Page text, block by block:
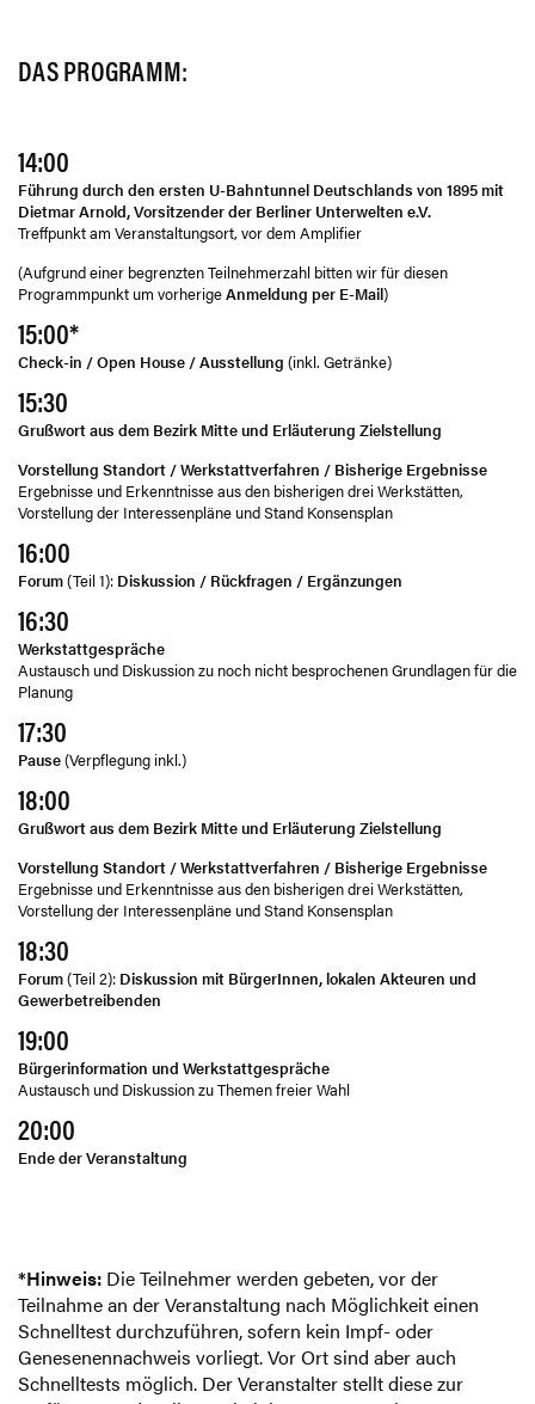
DAS PROGRAMM:
14:00
Führung durch den ersten U-Bahntunnel Deutschlands von 1895 mit
Dietmar Arnold, Vorsitzender der Berliner Unterwelten e.V.
Treffpunkt am Veranstaltungsort, vor dem Amplifier
(Aufgrund einer begrenzten Teilnehmerzahl bitten wir für diesen
Programmpunkt um vorherigeAnmeldung per E-Mail)
15:00*
Check-in / Open House / Ausstellung (inkl. Getränke)
15:30
Grußwort aus dem Bezirk Mitte und Erläuterung Zielstellung
Vorstellung Standort / Werkstattverfahren / Bisherige Ergebnisse
Ergebnisse und Erkenntnisse aus den bisherigen drei Werkstätten,
Vorstellung der Interessenpläne und Stand Konsensplan
16:00
Forum(Teil 1): Diskussion / Rückfragen / Ergänzungen
16:30
Werkstattgespräche
Austausch und Diskussion zu noch nicht besprochenen Grundlagen für die
Planung
17:30
Pause(Verpflegung inkl.)
18:00
Grußwort aus dem Bezirk Mitte und Erläuterung Zielstellung
Vorstellung Standort / Werkstattverfahren / Bisherige Ergebnisse
Ergebnisse und Erkenntnisse aus den bisherigen drei Werkstätten,
Vorstellung der Interessenpläne und Stand Konsensplan
18:30
Forum(Teil 2): Diskussion mit BürgerInnen, lokalen Akteuren und
Gewerbetreibenden
19:00
Bürgerinformation und Werkstattgespräche
Austausch und Diskussion zu Themen freier Wahl
20:00
Ende der Veranstaltung
*Hinweis: Die Teilnehmer werden gebeten, vor der
Teilnahme an der Veranstaltung nach Möglichkeit einen
Schnelltest durchzuführen, sofern kein Impf- oder
Genesenennachweis vorliegt. Vor Ort sind aber auch
Schnelltests möglich. Der Veranstalter stellt diese zur